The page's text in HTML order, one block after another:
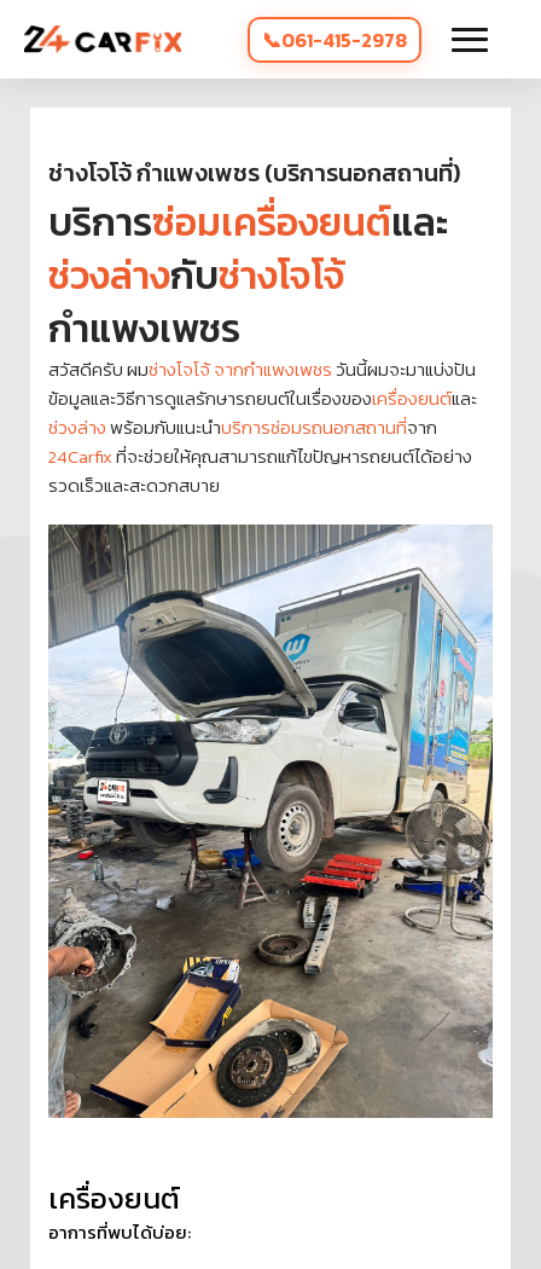
061-415-2978
ช่างโจโจ้ กำแพงเพชร (บริการนอกสถานที่)
บริการซ่อมเครื่องยนต์และ
ช่วงล่างกับช่างโจโจ้
กำแพงเพชร
สวัสดีครับ ผมช่างโจโจ้ จากกำแพงเพชรวันนี้ผมจะมาแบ่งปัน
ข้อมูลและวิธีการดูแลรักษารถยนต์ในเรื่องของเครื่องยนต์และ
ช่วงล่างพร้อมกับแนะนำบริการซ่อมรถนอกสถานที่จาก
24Carfixที่จะช่วยให้คุณสามารถแก้ไขปัญหารถยนต์ได้อย่าง
รวดเร็วและสะดวกสบาย
เครื่องยนต์
อาการที่พบได้บ่อย: